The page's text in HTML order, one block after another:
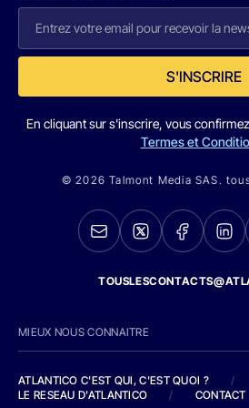
S'INSCRIRE
En cliquant sur s'inscrire, vous
Termes et
© 2026 Talmont Media SAS.
MIEUX NOUS CONNAITRE
ATLANTICO C'EST QUI, C'EST QUOI ?
/
LE RESEAU D'ATLANTICO
/ CONTACT